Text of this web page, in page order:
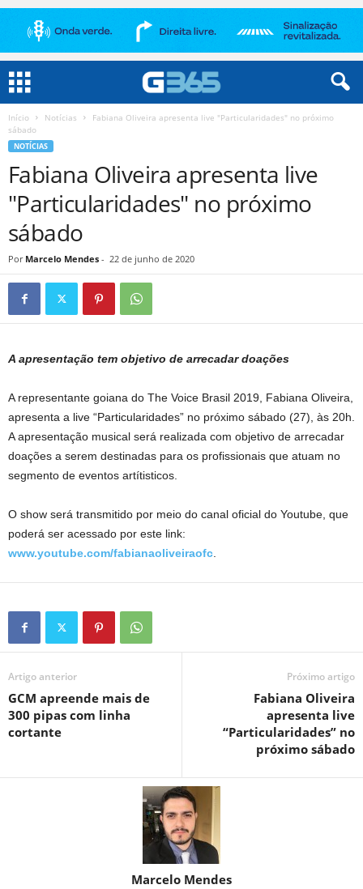
Início Notícias
Fabiana Oliveira apresenta live "Particularidades" no próximo
sábado
NOTÍCIAS
Fabiana Oliveira apresenta live
"Particularidades" no próximo
sábado
Por Marcelo Mendes - 22 de junho de 2020
A apresentação tem objetivo de arrecadar doações
A representante goiana do The Voice Brasil 2019, Fabiana Oliveira,
apresenta a live “Particularidades” no próximo sábado (27), às 20h.
A apresentação musical será realizada com objetivo de arrecadar
doações a serem destinadas para os profissionais que atuam no
segmento de eventos artítisticos.
O show será transmitido por meio do canal oficial do Youtube, que
poderá ser acessado por este link:
www.youtube.com/fabianaoliveiraofc
Artigo anterior
GCM apreende mais de
300 pipas com linha
cortante
Próximo artigo
Fabiana Oliveira
apresenta live
“Particularidades” no
próximo sábado
Marcelo Mendes